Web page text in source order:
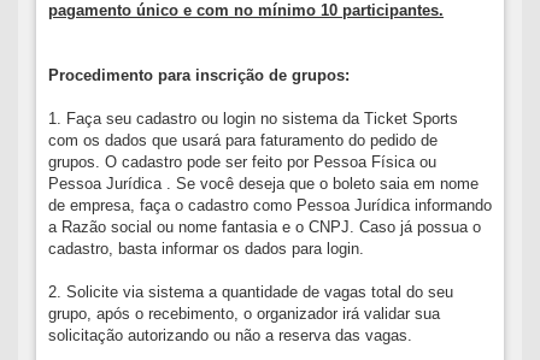
pagamento único e com no mínimo 10 participantes.
Procedimento para inscrição de grupos:
1. Faça seu cadastro ou login no sistema da Ticket Sports
com os dados que usará para faturamento do pedido de
grupos. O cadastro pode ser feito por Pessoa Física ou
Pessoa Jurídica . Se você deseja que o boleto saia em nome
de empresa, faça o cadastro como Pessoa Jurídica informando
a Razão social ou nome fantasia e o CNPJ. Caso já possua o
cadastro, basta informar os dados para login.
2. Solicite via sistema a quantidade de vagas total do seu
grupo, após o recebimento, o organizador irá validar sua
solicitação autorizando ou não a reserva das vagas.